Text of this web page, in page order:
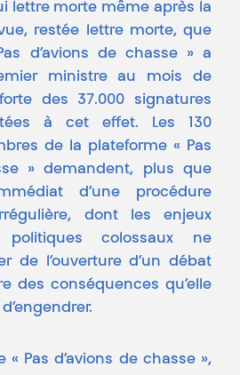
lettre morte même après la
restée lettre morte, que
d’avions de chasse » a
ministre au mois de
des 37.000 signatures
à cet effet. Les 130
de la plateforme « Pas
» demandent, plus que
d’une procédure
dont les enjeux
colossaux ne
de l’ouverture d’un débat
des conséquences qu’elle
« Pas d’avions de chasse »,